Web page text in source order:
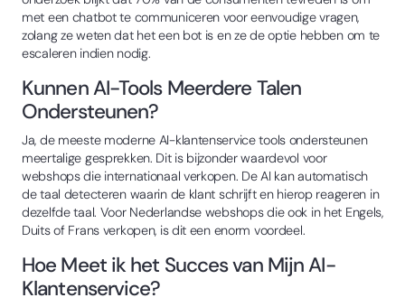
met een chatbot te communiceren voor eenvoudige vragen,
zolang ze weten dat het een bot is en ze de optie hebben om te
escaleren indien nodig.
Kunnen AI-Tools Meerdere Talen
Ondersteunen?
Ja, de meeste moderne AI-klantenservice tools ondersteunen
meertalige gesprekken. Dit is bijzonder waardevol voor
webshops die internationaal verkopen. De AI kan automatisch
de taal detecteren waarin de klant schrijft en hierop reageren in
dezelfde taal. Voor Nederlandse webshops die ook in het Engels,
Duits of Frans verkopen, is dit een enorm voordeel.
Hoe Meet ik het Succes van Mijn AI-
Klantenservice?